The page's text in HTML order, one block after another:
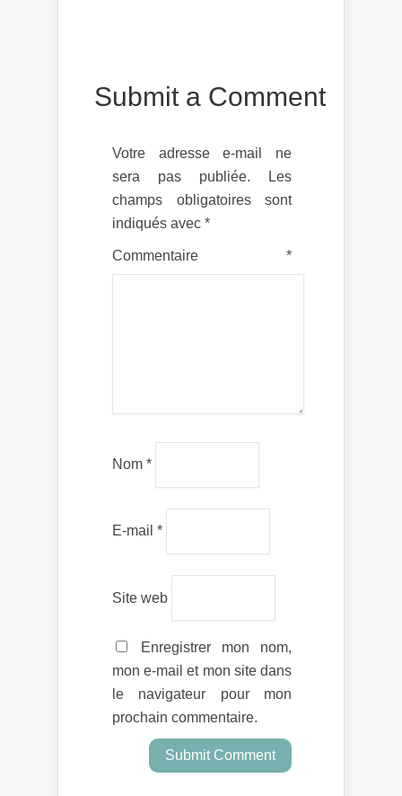
Submit a Comment
Votre adresse e-mail ne
sera pas publiée.
Les
champs obligatoires sont
indiqués avec *
Commentaire *
Nom *
E-mail *
Site web
Enregistrer mon nom,
mon e-mail et mon site dans
le navigateur pour mon
prochain commentaire.